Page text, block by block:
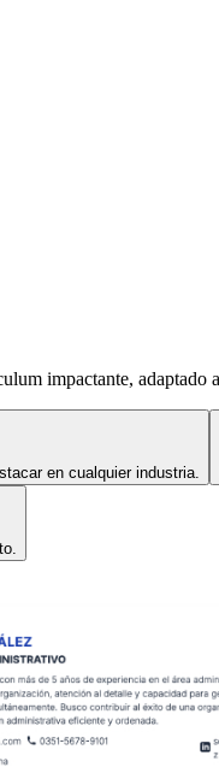
impactante, adaptado
en cualquier industria.